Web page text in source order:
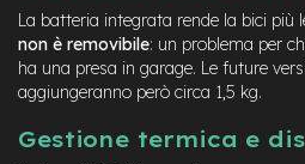
e
-
C
i
y
La batteria integrata rende la bici più
non è removibile: un problema per
ha una presa in garage. Le future
aggiungeranno però circa 1,5 kg.
Gestione termica e